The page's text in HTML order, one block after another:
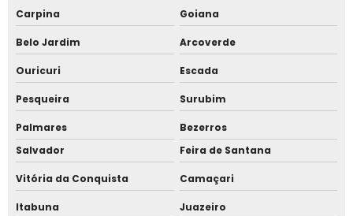
Catraca pivotante
Mini torniquete para piscina
Totem controle de acesso para portarias e condomínios
Totem para cancela
Fornecedor de bloqueio swing gate
Fornecedor de bloqueio flap
Carpina Goiana
Belo Jardim Arcoverde
Ouricuri Escada
Pesqueira Surubim
Palmares
Bezerros
Salvador
Feira de Santana
Vitória da Conquista Camaçari
Itabuna Juazeiro